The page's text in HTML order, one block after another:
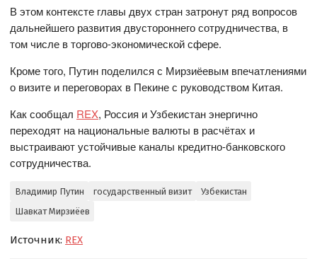
В этом контексте главы двух стран затронут ряд вопросов
дальнейшего развития двустороннего сотрудничества, в
том числе в торгово-экономической сфере.
Кроме того, Путин поделился с Мирзиёевым впечатлениями
о визите и переговорах в Пекине с руководством Китая.
Как сообщал REX, Россия и Узбекистан энергично
переходят на национальные валюты в расчётах и
выстраивают устойчивые каналы кредитно-банковского
сотрудничества.
Владимир Путин государственный визит
Узбекистан
Шавкат Мирзиёев
Источник: REX